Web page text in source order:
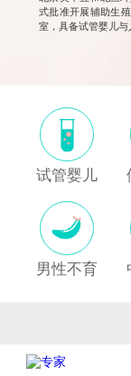
式批准开展辅助生
室，具备试管婴儿与
试管婴儿
男性不育